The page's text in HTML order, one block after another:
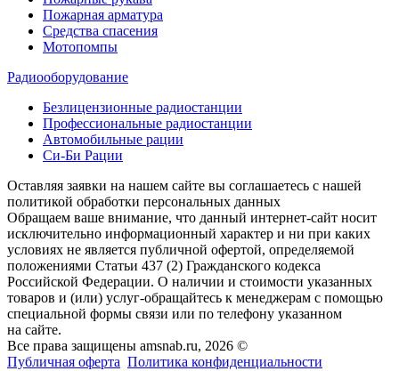
Пожарная арматура
Средства спасения
Мотопомпы
Радиооборудование
Безлицензионные радиостанции
Профессиональные радиостанции
Автомобильные рации
Си-Би Рации
Оставляя заявки на нашем сайте вы соглашаетесь с нашей
политикой обработки персональных данных
Обращаем ваше внимание, что данный интернет-сайт носит
исключительно информационный характер и ни при каких
условиях не является публичной офертой, определяемой
положениями Статьи 437 (2) Гражданского кодекса
Российской Федерации. О наличии и стоимости указанных
товаров и (или) услуг-обращайтесь к менеджерам с помощью
специальной формы связи или по телефону указанном
на сайте.
Все права защищены amsnab.ru, 2026 ©
Публичная оферта Политика конфиденциальности